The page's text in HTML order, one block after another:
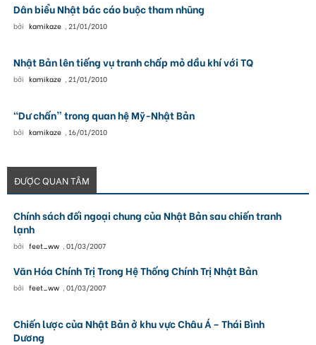
Dân biểu Nhật bác cáo buộc tham nhũng
bởi kamikaze , 21/01/2010
Nhật Bản lên tiếng vụ tranh chấp mỏ dầu khí với TQ
bởi kamikaze , 21/01/2010
“Dư chấn” trong quan hệ Mỹ-Nhật Bản
bởi kamikaze , 16/01/2010
ĐƯỢC QUAN TÂM
Chính sách đối ngoại chung của Nhật Bản sau chiến tranh
lạnh
bởi feet_ww , 01/03/2007
Văn Hóa Chính Trị Trong Hệ Thống Chính Trị Nhật Bản
bởi feet_ww , 01/03/2007
Chiến lược của Nhật Bản ở khu vực Châu Á – Thái Bình
Dương